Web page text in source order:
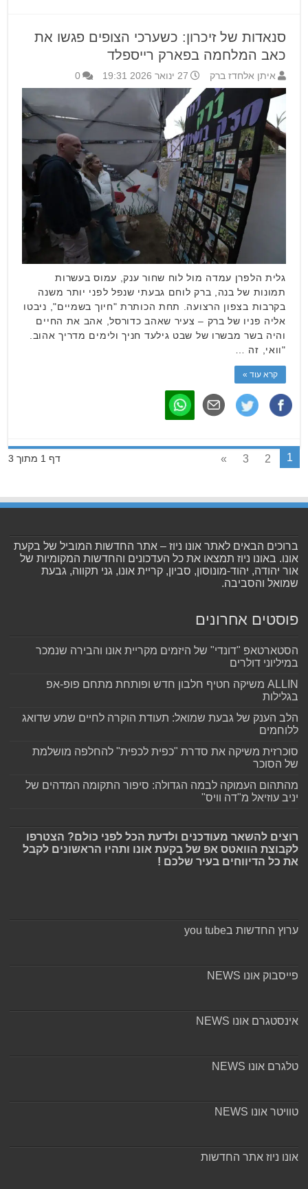
סנאדות של זיכרון: כשערכי הצופים פגשו את
כאב המלחמה בפארק רייספלד
איתן אלחדז ברק 27 ינואר 2026 19:31 0
גלית הלפרן עמדה מול לוח שחור ענק, עמוס בעשרות
תמונות של בנה, ברק לוחם גבעתי שנפל לפני יותר משנה
בקרבות בצפון הרצועה. תחת הכותרת "חיוך בשמיים", ניבטו
אליה פניו של ברק – צעיר שאהב כדורסל, אהב את החיים
והיה בשר מבשרו של שבט גילעד חניך ולימים מדריך אהוב.
"וואי, זה …
קרא עוד »
דף 1 מתוך 3 1
2
3
»
ברוכים הבאים לאתר אונו ניוז – אתר החדשות המוביל של בקעת
אונו. באונו ניוז תמצאו את כל העדכונים והחדשות המקומיות של
אור יהודה, יהוד-מונוסון, סביון, קריית אונו, גני תקווה, גבעת
שמואל והסביבה.
פוסטים אחרונים
הסטארטאפ "דונדי" של היזמים מקריית אונו והבירה שנמכר
במיליוני דולרים
ALLIN משיקה חטיף חלבון חדש ופותחת מתחם פופ-אפ
בגלילות
הלב הענק של גבעת שמואל: תעודת הוקרה לחיים שמע שדואג
ללוחמים
סוכרזית משיקה את סדרת "כפית לכפית" להחלפה מושלמת
של הסוכר
מהתהום העמוקה לבמה הגדולה: סיפור התקומה המדהים של
יניב עוזיאל מ"דה וויס"
רוצים להשאר מעודכנים ולדעת הכל לפני כולם? הצטרפו
לקבוצת הוואטס אפ של בקעת אונו ותהיו הראשונים לקבל
את כל הדיווחים בעיר שלכם !
ערוץ החדשות בyou tube
פייסבוק אונו NEWS
אינסטגרם אונו NEWS
טלגרם אונו NEWS
טוויטר אונו NEWS
אונו ניוז אתר החדשות